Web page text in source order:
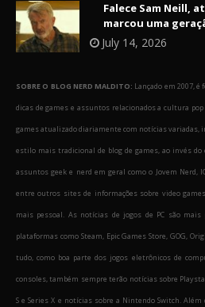
Falece Sam Neill,
marcou uma
July 14, 2026
SOBRE O BLOG NERD MALDITO: Lançado em 2007,
dicas de games e assuntos relacionados a cultura
games atualizado diariamente com notícias variadas,
estilo mais tradicional de blog de games, ao invés
assuntos geek e nerd em geral como o Jovem Nerd,
entre outros sites de informações sobre video
mais pessoal. As notícias de jogos de PC são
plataformas como Steam, Epic Games Store, GOG,
tudo, como boa parte dos jogos eletrônicos de
consoles, também sempre terão notícias sobre
S e Series X e notícias sobre a Nintendo Switch.